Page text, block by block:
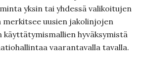
yksin tai yhdessä valikoitujen
uusien jakolinjojen
käyttätymismallien hyväksymistä
vaarantavalla tavalla.